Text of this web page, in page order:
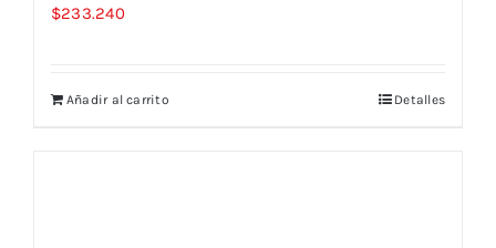
$233.240
Añadir al carrito Detalles